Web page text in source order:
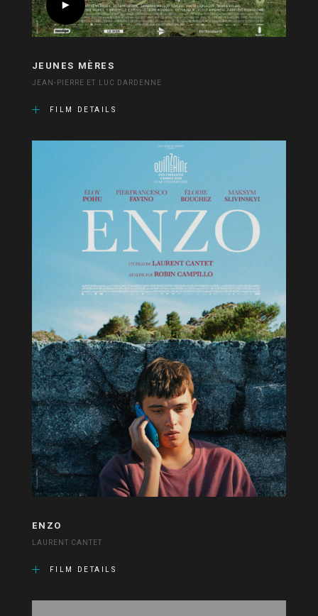
JEUNES MÈRES
JEAN-PIERRE ET LUC DARDENNE
FILM DETAILS
ENZO
LAURENT CANTET
FILM DETAILS